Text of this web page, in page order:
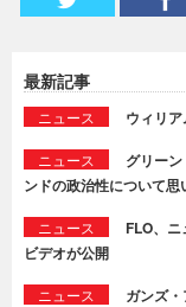
最新記事
ニュース ウィリ
ニュース
グリー
ンドの政治性について思
ニュース
FLO、ニ
ビデオが公開
ニュース
ガンズ